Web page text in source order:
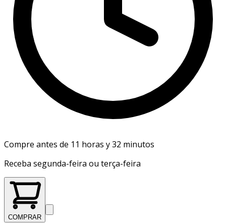
Compre antes de 11 horas y 32 minutos
Receba segunda-feira ou terça-feira
COMPRAR